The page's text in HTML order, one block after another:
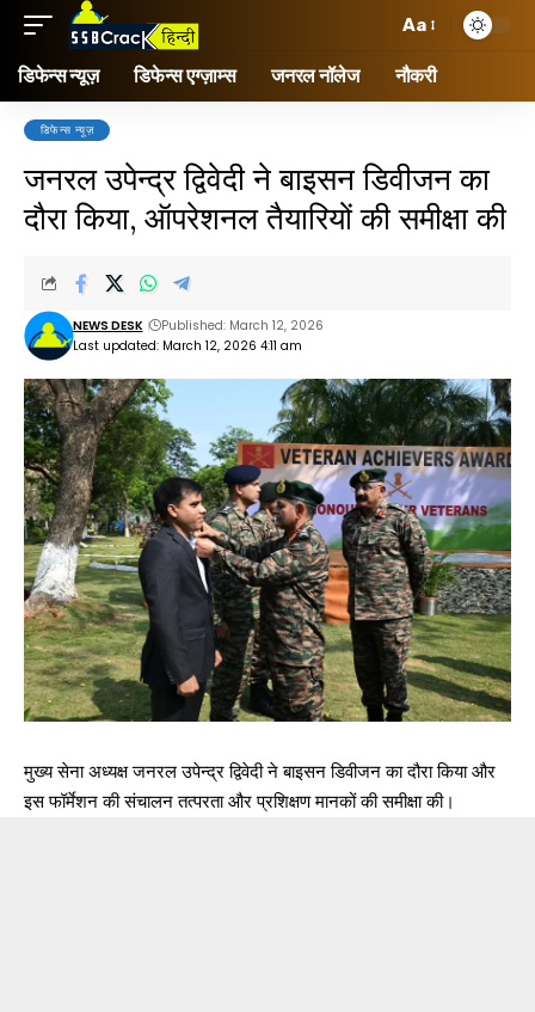
Aa
डिफेन्स न्यूज़ डिफेन्स एग्ज़ाम्स जनरल नॉलेज नौकरी
डिफेन्स न्यूज़
जनरल उपेन्द्र द्विवेदी ने बाइसन डिवीजन का
दौरा किया, ऑपरेशनल तैयारियों की समीक्षा की
Last updated: March 12, 2026 4:11 am
NEWS DESK Published: March 12, 2026
मुख्य सेना अध्यक्ष जनरल उपेन्द्र द्विवेदी ने बाइसन डिवीजन का दौरा किया और
इस फॉर्मेशन की संचालन तत्परता और प्रशिक्षण मानकों की समीक्षा की।